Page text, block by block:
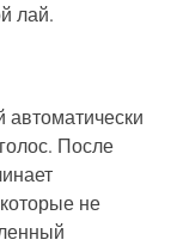
лай.
После
не